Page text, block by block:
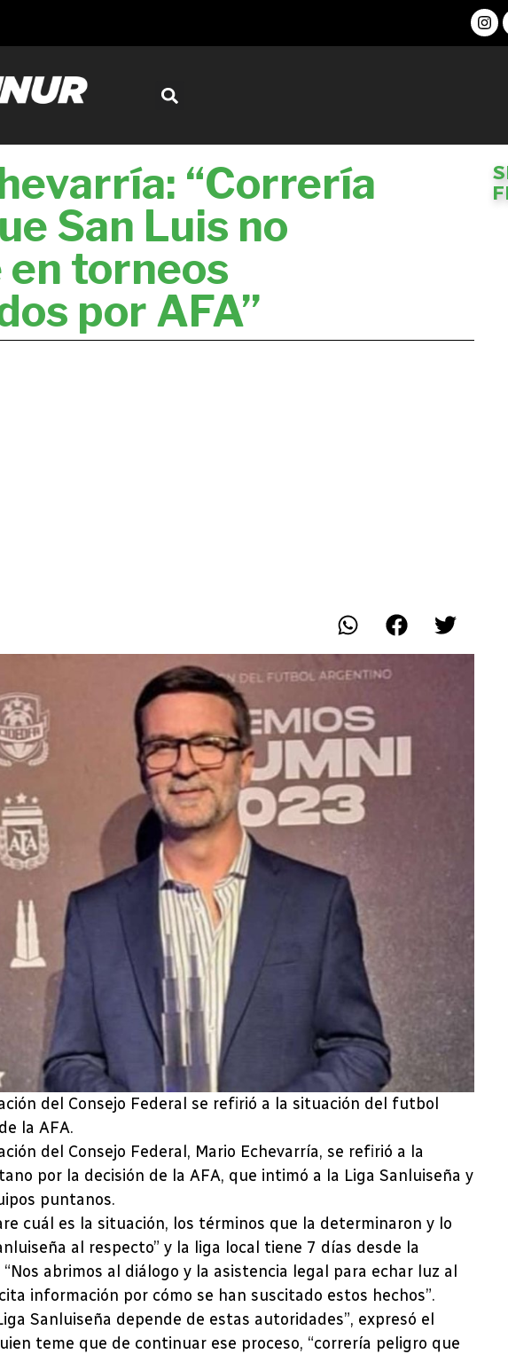
“Correría
San Luis no
torneos
por AFA”
del Consejo Federal se refirió a la situación del futbol
la AFA.
del Consejo Federal, Mario Echevarría, se refirió a la
por la decisión de la AFA, que intimó a la Liga Sanluiseña y
puntanos.
cuál es la situación, los términos que la determinaron y lo
al respecto” y la liga local tiene 7 días desde la
abrimos al diálogo y la asistencia legal para echar luz al
información por cómo se han suscitado estos hechos”.
Sanluiseña depende de estas autoridades”, expresó el
teme que de continuar ese proceso, “correría peligro que